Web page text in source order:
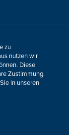
zu
nutzen wir
Diese
Zustimmung.
in unseren